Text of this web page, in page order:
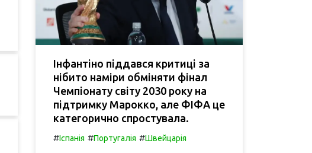
Інфантіно піддався критиці за
нібито наміри обміняти фінал
Чемпіонату світу 2030 року на
підтримку Марокко, але ФІФА це
категорично спростувала.
#Іспанія #Португалія #Швейцарія